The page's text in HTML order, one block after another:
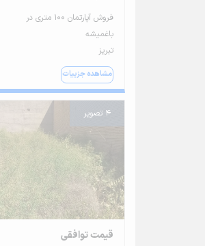
فروش آپارتمان 100 متری در
باغمیشه
تبریز
مشاهده جزییات
4 تصویر
قیمت توافقی